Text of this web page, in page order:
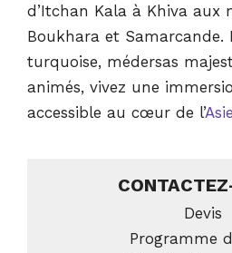
d’Itchan Kala à Khiva aux
Boukhara et Samarcande.
turquoise, médersas
animés, vivez une
accessible au cœur de l’
Devis
Programme